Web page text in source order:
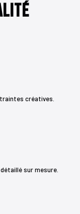
créatives.
sur mesure.